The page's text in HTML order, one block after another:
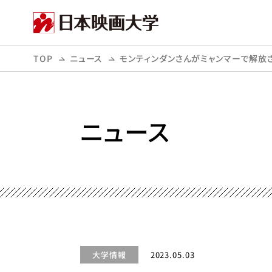
TOP ニュース モンティンダンさんがミャンマーで解放
ニュース
大学情報 2023.05.03